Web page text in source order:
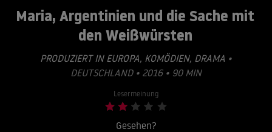
Maria, Argentinien und die Sache mit
den Weißwürsten
PRODUZIERT IN EUROPA, KOMÖDIEN, DRAMA •
DEUTSCHLAND • 2016 • 90 MIN
Lesermeinung
Gesehen?